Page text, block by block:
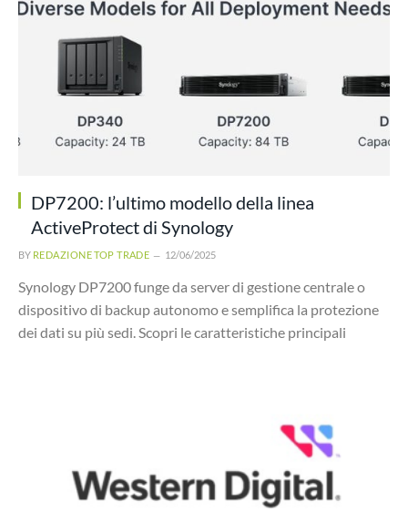
DP7200: l’ultimo modello della linea
ActiveProtect di Synology
BY REDAZIONE TOP TRADE 12/06/2025
Synology DP7200 funge da server di gestione centrale o
dispositivo di backup autonomo e semplifica la protezione
dei dati su più sedi. Scopri le caratteristiche principali